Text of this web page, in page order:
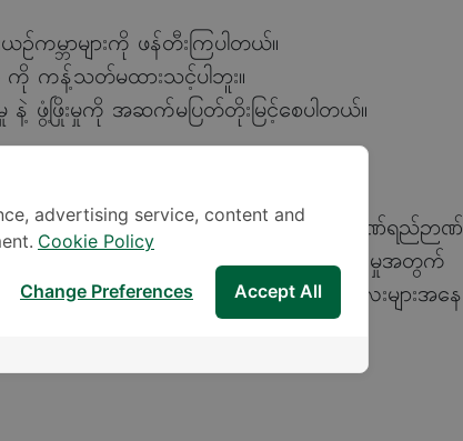
ကမ္ဘာများကို ဖန်တီးကြပါတယ်။
ည် ကို ကန့်သတ်မထားသင့်ပါဘူး။
နဲ့ ဖွံ့ဖြိုးမှုကို အဆက်မပြတ်တိုးမြင့်စေပါတယ်။
န်းချုပ်နိုင်မှု စွမ်းရည် နဲ့ IQ လို့ ခေါ်တဲ့ ဉာဏ်ရည်ဉာဏ်
မျိုးရိုးဗီဇအရ ပင်ကိုယ်စရိုက် ဟာ ဖွံ့ဖြိုးတိုးတက်မှုအတွက်
ောင် ကူညီပေးနိုင်ပါတယ်။ ဒါဆိုရင် ကလေးများအနေ
တယ်။
advertising service, content and
Cookie Policy
Accept All
Change Preferences